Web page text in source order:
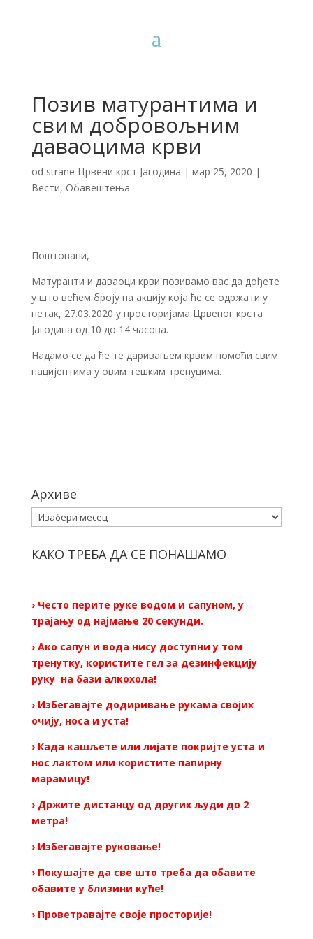
Позив матурантима и
свим добровољним
даваоцима крви
od strane Црвени крст Јагодина | мар 25, 2020 |
Вести, Обавештења
Поштовани,
Матуранти и даваоци крви позивамо вас да дођете
у што већем броју на акцију која ће се одржати у
петак, 27.03.2020 у просторијама Црвеног крста
Јагодина од 10 до 14 часова.
Надамо се да ће те даривањем крвим помоћи свим
пацијентима у овим тешким тренуцима.
Архиве
Архиве
КАКО ТРЕБА ДА СЕ ПОНАШАМО
› Често перите руке водом и сапуном, у
трајању од најмање 20 секунди.
› Ако сапун и вода нису доступни у том
тренутку, користите гел за дезинфекцију
руку на бази алкохола!
› Избегавајте додиривање рукама својих
очију, носа и уста!
› Када кашљете или лијате покријте уста и
нос лактом или користите папирну
марамицу!
› Држите дистанцу од других људи до 2
метра!
› Избегавајте руковање!
› Покушајте да све што треба да обавите
обавите у близини куће!
› Проветравајте своје просторије!